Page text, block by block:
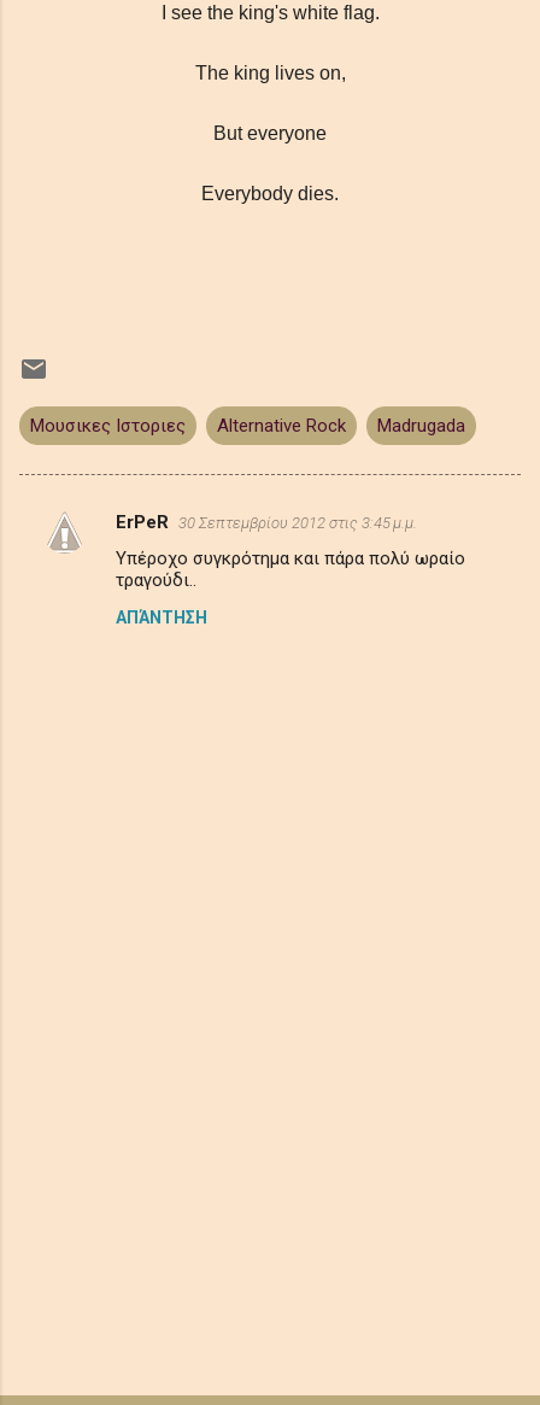
I see the king's white flag.
The king lives on,
But everyone
Everybody dies.
Μουσικες Ιστοριες Alternative Rock Madrugada
Σ
ErPeR 30 Σεπτεμβρίου 2012 στις 3:45 μ.μ.
Υπέροχο συγκρότημα και πάρα πολύ ωραίο
τραγούδι..
ΑΠΆΝΤΗΣΗ